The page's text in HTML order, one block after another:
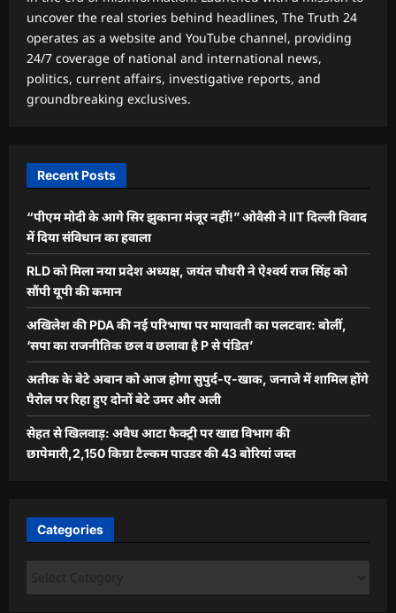
uncover the real stories behind headlines, The Truth 24
operates as a website and YouTube channel, providing
24/7 coverage of national and international news,
politics, current affairs, investigative reports, and
groundbreaking exclusives.
Recent Posts
“पीएम मोदी के आगे सिर झुकाना मंजूर नहीं!” ओवैसी ने IIT दिल्ली विवाद
में दिया संविधान का हवाला
RLD को मिला नया प्रदेश अध्यक्ष, जयंत चौधरी ने ऐश्वर्य राज सिंह को
सौंपी यूपी की कमान
अखिलेश की PDA की नई परिभाषा पर मायावती का पलटवार: बोलीं,
‘सपा का राजनीतिक छल व छलावा है P से पंडित’
अतीक के बेटे अबान को आज होगा सुपुर्द-ए-खाक, जनाजे में शामिल होंगे
पैरोल पर रिहा हुए दोनों बेटे उमर और अली
सेहत से खिलवाड़: अवैध आटा फैक्ट्री पर खाद्य विभाग की
छापेमारी,2,150 किग्रा टैल्कम पाउडर की 43 बोरियां जब्त
Categories